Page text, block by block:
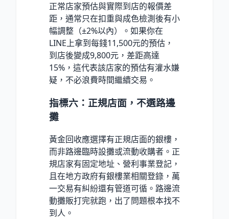
正常店家預估與實際到店的報價差
距，通常只在扣重與成色檢測後有小
幅調整（±2%以內）。如果你在
LINE上拿到每錢11,500元的預估，
到店後變成9,800元，差距高達
15%，這代表該店家的預估有灌水嫌
疑，不必浪費時間繼續交易。
指標六：正規店面，不選路邊
攤
黃金回收應選擇有正規店面的銀樓，
而非路邊臨時設攤或流動收購者。正
規店家有固定地址、營利事業登記，
且在地方政府有銀樓業相關登錄，萬
一交易有糾紛還有管道可循。路邊流
動攤販打完就跑，出了問題根本找不
到人。